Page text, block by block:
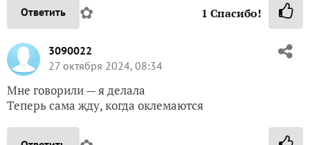
Ответить ✿ 1 Спасибо!
3090022
27 октября 2024, 08:34
Мне говорили — я делала
Теперь сама жду, когда оклемаются